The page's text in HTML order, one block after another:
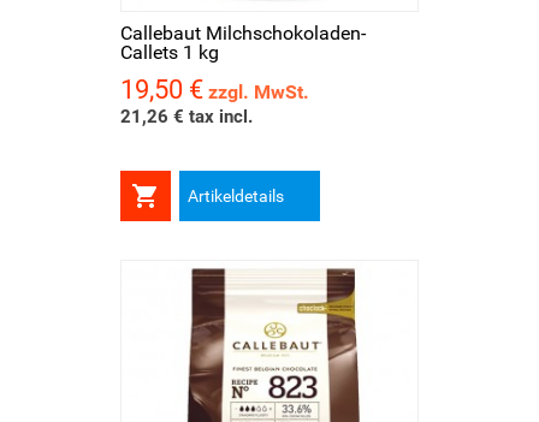
Callebaut Milchschokoladen-
Callets 1 kg
Preis
19,50 € zzgl. MwSt.
21,26 € tax incl.
 Artikeldetails